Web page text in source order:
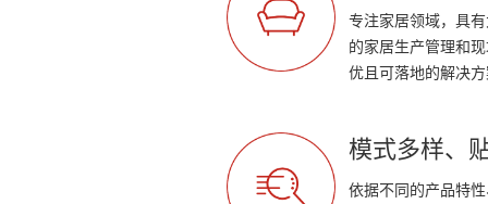
专注家居领域，具
的家居生产管理和
优且可落地的解决
模式多样、
依据不同的产品特